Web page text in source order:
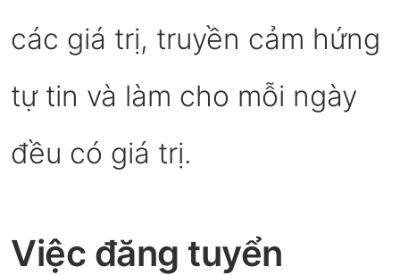
các giá trị, truyền cảm hứng
tự tin và làm cho mỗi ngày
đều có giá trị.
Việc đăng tuyển